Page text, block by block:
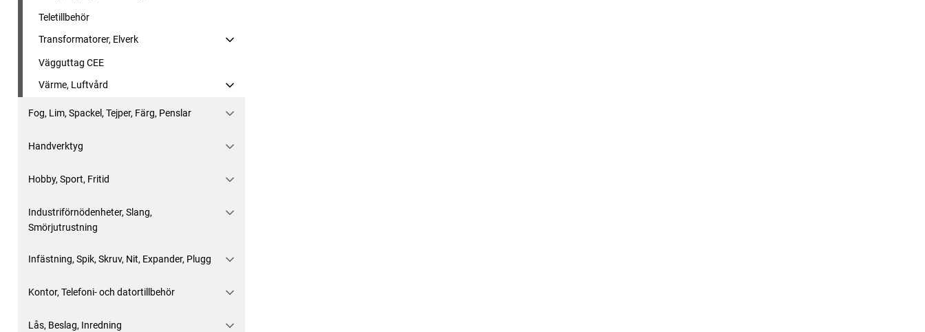
Teletillbehör
Transformatorer, Elverk
Vägguttag CEE
Värme, Luftvård
Fog, Lim, Spackel, Tejper, Färg, Penslar
Handverktyg
Hobby, Sport, Fritid
Industriförnödenheter, Slang,
Smörjutrustning
Infästning, Spik, Skruv, Nit, Expander, Plugg
Kontor, Telefoni- och datortillbehör
Lås, Beslag, Inredning